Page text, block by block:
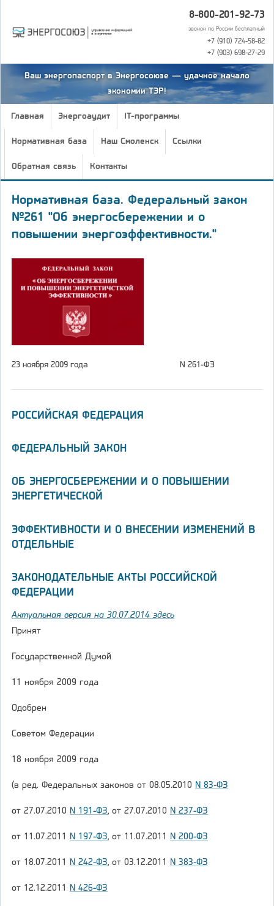
8-800-201-92-73
звонок по России бесплатный
+7 (910) 724-58-82
+7 (903) 698-27-29
Ваш энергопаспорт в Энергосоюзе — удачное начало
экономии ТЭР!
Главная Энергоаудит IT-программы
Нормативная база Наш Смоленск Ссылки
Обратная связь Контакты
Нормативная база. Федеральный закон
№261 "Об энергосбережении и о
повышении энергоэффективности."
23 ноября 2009 года N 261-ФЗ
РОССИЙСКАЯ ФЕДЕРАЦИЯ
ФЕДЕРАЛЬНЫЙ ЗАКОН
ОБ ЭНЕРГОСБЕРЕЖЕНИИ И О ПОВЫШЕНИИ
ЭНЕРГЕТИЧЕСКОЙ
ЭФФЕКТИВНОСТИ И О ВНЕСЕНИИ ИЗМЕНЕНИЙ В
ОТДЕЛЬНЫЕ
ЗАКОНОДАТЕЛЬНЫЕ АКТЫ РОССИЙСКОЙ
ФЕДЕРАЦИИ
Актуальная версия на 30.07.2014 здесь
Принят
Государственной Думой
11 ноября 2009 года
Одобрен
Советом Федерации
18 ноября 2009 года
(в ред. Федеральных законов от 08.05.2010 N 83-ФЗ
от 27.07.2010 N 191-ФЗ, от 27.07.2010 N 237-ФЗ
от 11.07.2011 N 197-ФЗ, от 11.07.2011 N 200-ФЗ
от 18.07.2011 N 242-ФЗ, от 03.12.2011 N 383-ФЗ
от 12.12.2011 N 426-ФЗ